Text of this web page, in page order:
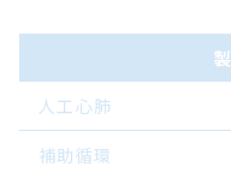
人工心肺
補助循環